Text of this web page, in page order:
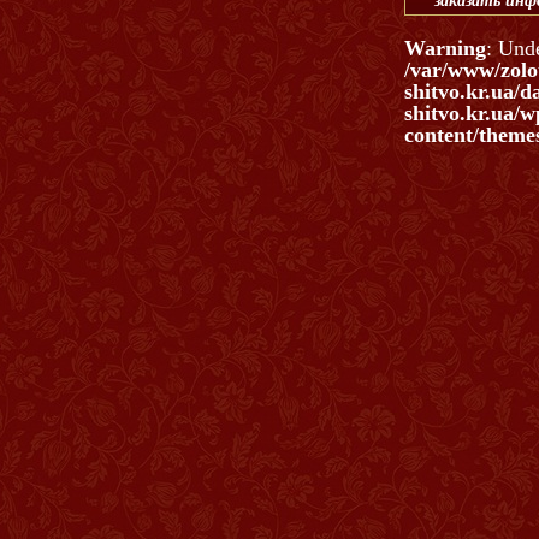
Warning:
/var/www/
shitvo.kr.ua/
shitvo.kr.ua/
content/